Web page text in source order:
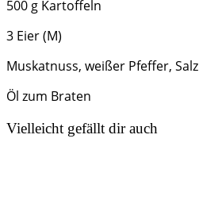
500 g Kartoffeln
3 Eier (M)
Muskatnuss, weißer Pfeffer, Salz
Öl zum Braten
Vielleicht gefällt dir auch